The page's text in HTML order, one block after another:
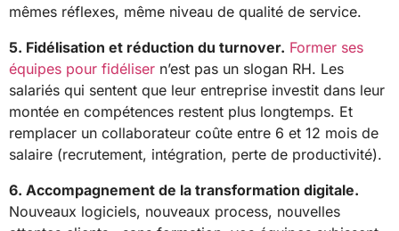
mêmes réflexes, même niveau de qualité de service.
5. Fidélisation et réduction du turnover. Former ses
équipes pour fidéliser n’est pas un slogan RH. Les
salariés qui sentent que leur entreprise investit dans leur
montée en compétences restent plus longtemps. Et
remplacer un collaborateur coûte entre 6 et 12 mois de
salaire (recrutement, intégration, perte de productivité).
6. Accompagnement de la transformation digitale.
Nouveaux logiciels, nouveaux process, nouvelles